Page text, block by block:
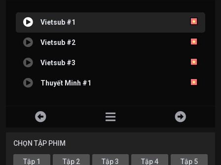
Vietsub #1
Vietsub #2
Vietsub #3
Thuyết Minh #1
CHỌN TẬP PHIM
Tập 1 Tập 2 Tập 3 Tập 4 Tập 5